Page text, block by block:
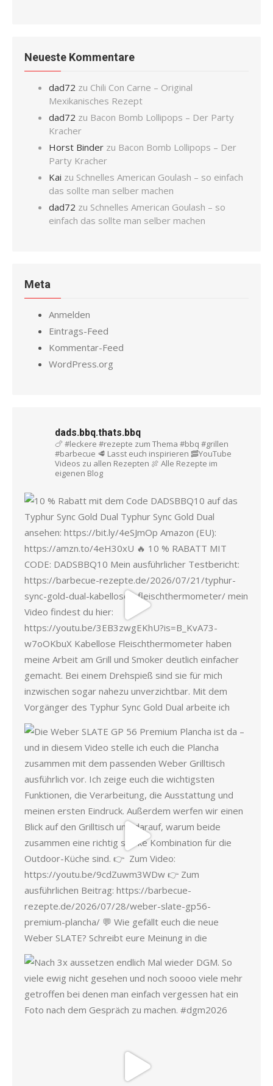
Neueste Kommentare
dad72 zu Chili Con Carne – Original
Mexikanisches Rezept
dad72 zu Bacon Bomb Lollipops – Der Party
Kracher
Horst Binder zu Bacon Bomb Lollipops – Der
Party Kracher
Kai zu Schnelles American Goulash – so einfach
das sollte man selber machen
dad72 zu Schnelles American Goulash – so
einfach das sollte man selber machen
Meta
Anmelden
Eintrags-Feed
Kommentar-Feed
WordPress.org
dads.bbq.thats.bbq
🍗 #leckere #rezepte zum Thema #bbq #grillen
#barbecue 🥩 Lasst euch inspirieren 🥓YouTube
Videos zu allen Rezepten 🍖 Alle Rezepte im
eigenen Blog